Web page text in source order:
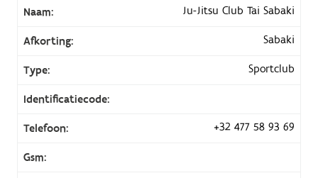
Naam: Ju-Jitsu Club Tai Sabaki
Afkorting: Sabaki
Type: Sportclub
Identificatiecode:
Telefoon: +32 477 58 93 69
Gsm: